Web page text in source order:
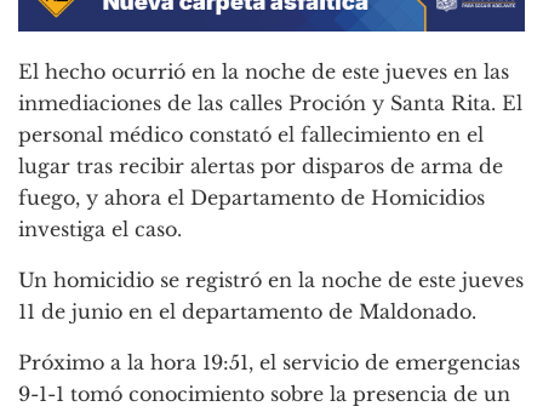
El hecho ocurrió en la noche de este jueves en las
inmediaciones de las calles Proción y Santa Rita. El
personal médico constató el fallecimiento en el
lugar tras recibir alertas por disparos de arma de
fuego, y ahora el Departamento de Homicidios
investiga el caso.
Un homicidio se registró en la noche de este jueves
11 de junio en el departamento de Maldonado.
Próximo a la hora 19:51, el servicio de emergencias
9-1-1 tomó conocimiento sobre la presencia de un